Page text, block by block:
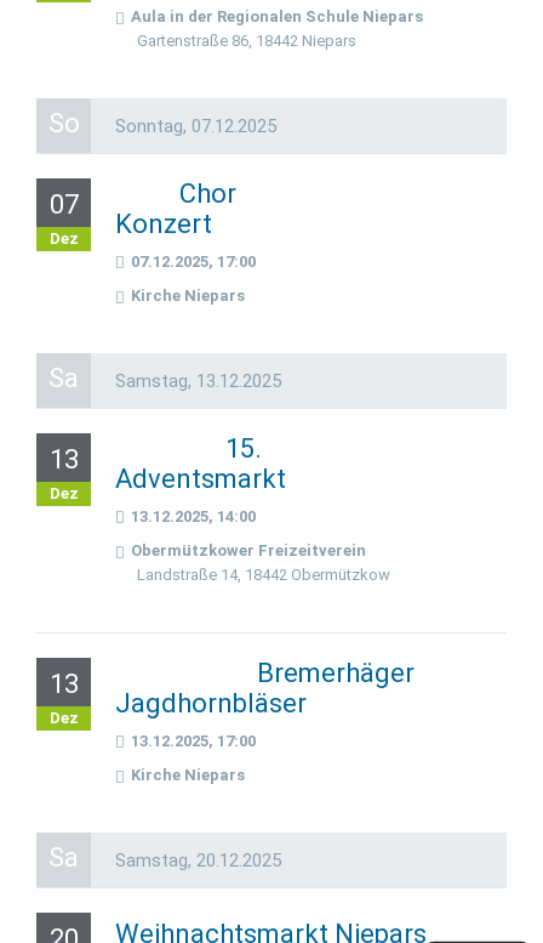
Aula in der Regionalen Schule Niepars
Gartenstraße 86, 18442 Niepars
So Sonntag, 07.12.2025
07
Dez
Chor
Konzert
07.12.2025, 17:00
Kirche Niepars
Sa Samstag, 13.12.2025
13
Dez
15.
Adventsmarkt
13.12.2025, 14:00
Obermützkower Freizeitverein
Landstraße 14, 18442 Obermützkow
13
Dez
Bremerhäger
Jagdhornbläser
13.12.2025, 17:00
Kirche Niepars
Sa Samstag, 20.12.2025
Weihnachtsmarkt Niepars